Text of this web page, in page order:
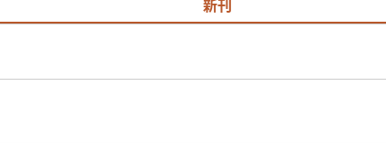
新刊